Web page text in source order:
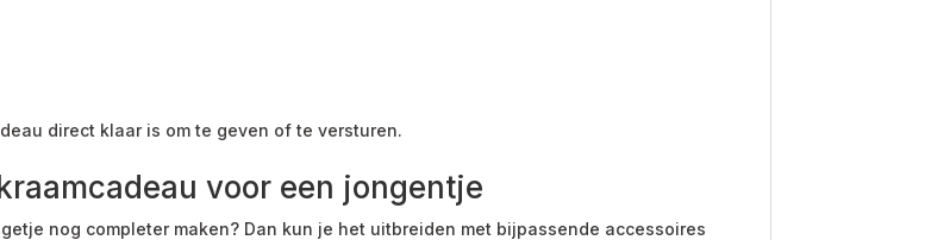
direct klaar is om te geven of te versturen.
voor een jongentje
nog completer maken? Dan kun je het uitbreiden met bijpassende accessoires